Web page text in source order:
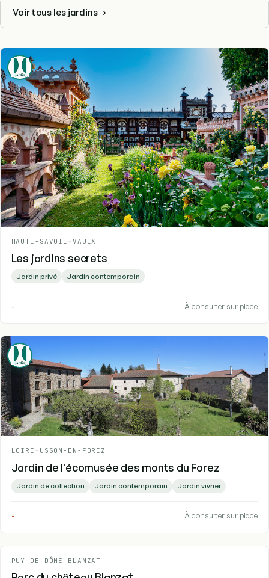
Voir tous les jardins
HAUTE-SAVOIE - VAULX
Les jardins secrets
Jardin privé Jardin contemporain
- À consulter sur place
LOIRE - USSON-EN-FOREZ
Jardin de l'écomusée des monts du Forez
Jardin de collection Jardin contemporain Jardin vivrier
- À consulter sur place
PUY-DE-DÔME - BLANZAT